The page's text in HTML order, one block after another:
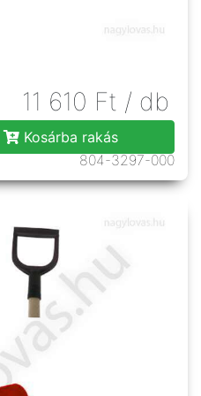
11 610 Ft / db
Kosárba rakás
804-3297-000